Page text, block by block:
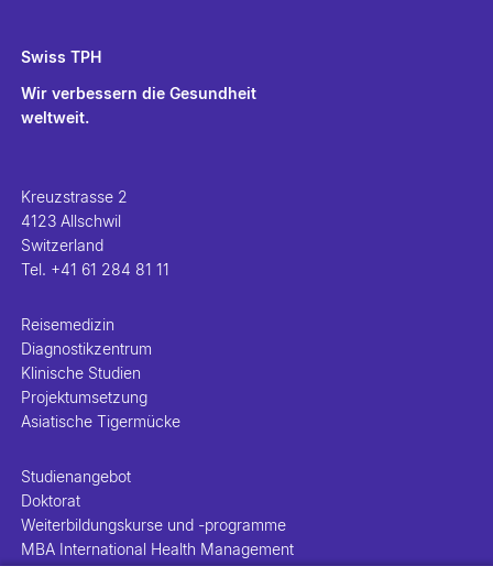
Swiss TPH
Wir verbessern die Gesundheit
weltweit.
Kreuzstrasse 2
4123 Allschwil
Switzerland
Tel. +41 61 284 81 11
Reisemedizin
Diagnostikzentrum
Klinische Studien
Projektumsetzung
Asiatische Tigermücke
Studienangebot
Doktorat
Weiterbildungskurse und -programme
MBA International Health Management